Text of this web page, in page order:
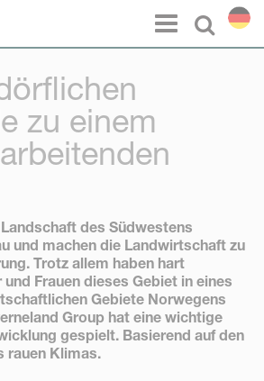
Select
Menu
zu einem
des Südwestens
und machen die Landwirtschaft zu
Trotz allem haben hart
Frauen dieses Gebiet in eines
Gebiete Norwegens
Group hat eine wichtige
gespielt. Basierend auf den
rauen Klimas.